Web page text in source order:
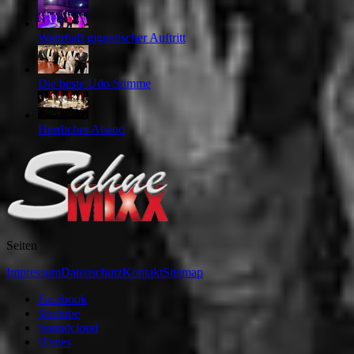
Wahrhaft gigantischer Auftritt
Die beste Udo Stimme
Herrlicher Abend
Seiten
ImpressumDatenschutzKontaktSitemap
Facebook
Youtube
Soundcloud
iTunes